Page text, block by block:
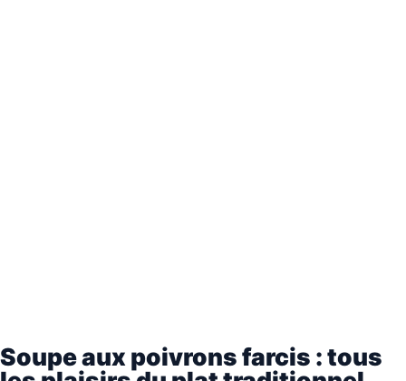
Soupe aux poivrons farcis : tous